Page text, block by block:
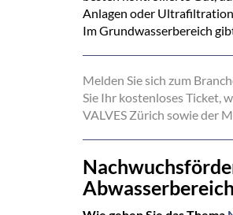
Anlagen oder Ultrafiltration
Im Grundwasserbereich
Melden Sie sich zum
Sie Ihr kostenloses Ticket,
VALVES Zürich sowie der
Abwasserbereich